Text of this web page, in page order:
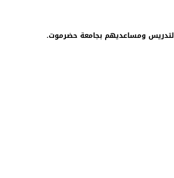
التدريس ومساعديهم بجامعة حضرموت.